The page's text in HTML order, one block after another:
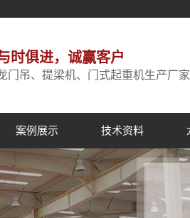
时俱进，诚赢客户
门吊、提梁机、门式起重机生产厂家
案例展示 技术资料